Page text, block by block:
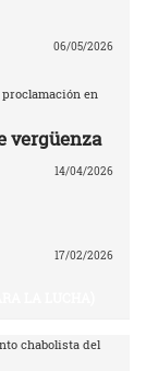
06/05/2026
en
vergüenza
14/04/2026
17/02/2026
chabolista del